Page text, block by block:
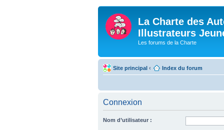
La Charte des
Illustrateurs
Les forums de la Charte
Site principal ‹ Index du forum
Connexion
Nom d’utilisateur :